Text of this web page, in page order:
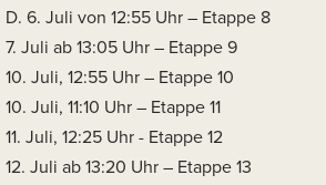
D. 6. Juli von 12:55 Uhr – Etappe 8
7. Juli ab 13:05 Uhr – Etappe 9
10. Juli, 12:55 Uhr – Etappe 10
10. Juli, 11:10 Uhr – Etappe 11
11. Juli, 12:25 Uhr - Etappe 12
12. Juli ab 13:20 Uhr – Etappe 13